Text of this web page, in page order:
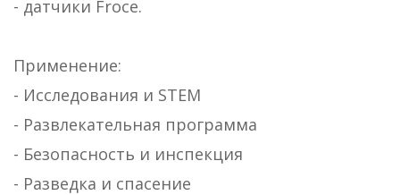
- датчики Froce.
Применение:
- Исследования и STEM
- Развлекательная программа
- Безопасность и инспекция
- Разведка и спасение